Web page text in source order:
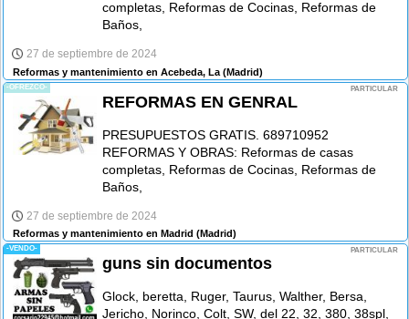
completas, Reformas de Cocinas, Reformas de
Baños,
27 de septiembre de 2024
Reformas y mantenimiento en Acebeda, La (Madrid)
-OFREZCO- PARTICULAR
REFORMAS EN GENRAL
PRESUPUESTOS GRATIS. 689710952
REFORMAS Y OBRAS: Reformas de casas
completas, Reformas de Cocinas, Reformas de
Baños,
27 de septiembre de 2024
Reformas y mantenimiento en Madrid (Madrid)
-VENDO- PARTICULAR
guns sin documentos
Glock, beretta, Ruger, Taurus, Walther, Bersa,
Jericho, Norinco, Colt, SW, del 22, 32, 380, 38spl,